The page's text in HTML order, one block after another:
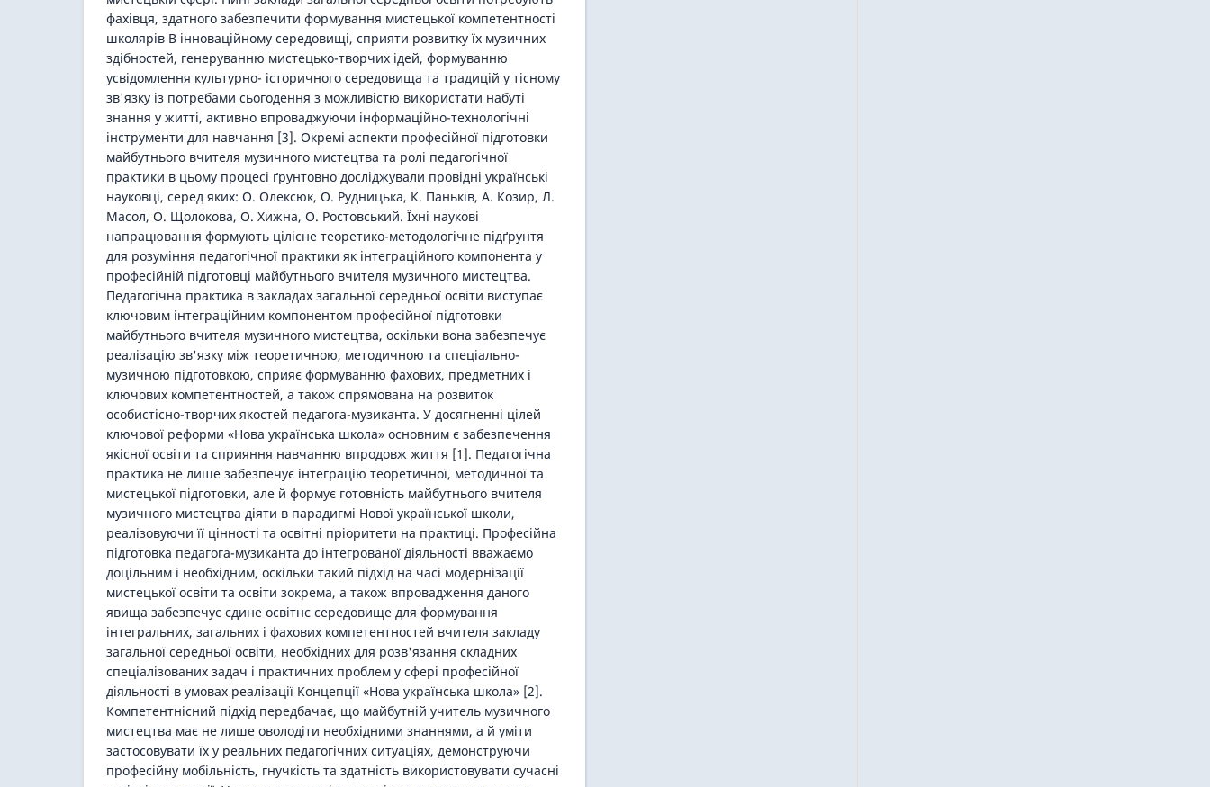
фахівця, здатного забезпечити формування мистецької компетентності
школярів B інноваційному середовищі, сприяти розвитку їх музичних
здібностей, генеруванню мистецько-творчих ідей, формуванню
усвідомлення культурно- історичного середовища та традицій у тісному
зв'язку із потребами сьогодення з можливістю використати набуті
знання у житті, активно впроваджуючи інформаційно-технологічні
інструменти для навчання [3]. Окремі аспекти професійної підготовки
майбутнього вчителя музичного мистецтва та ролі педагогічної
практики в цьому процесі ґрунтовно досліджували провідні українські
науковці, серед яких: О. Олексюк, О. Рудницька, К. Паньків, А. Козир, Л.
Масол, О. Щолокова, О. Хижна, О. Ростовський. Їхні наукові
напрацювання формують цілісне теоретико-методологічне підґрунтя
для розуміння педагогічної практики як інтеграційного компонента у
професійній підготовці майбутнього вчителя музичного мистецтва.
Педагогічна практика в закладах загальної середньої освіти виступає
ключовим інтеграційним компонентом професійної підготовки
майбутнього вчителя музичного мистецтва, оскільки вона забезпечує
реалізацію зв'язку між теоретичною, методичною та спеціально-
музичною підготовкою, сприяє формуванню фахових, предметних і
ключових компетентностей, а також спрямована на розвиток
особистісно-творчих якостей педагога-музиканта. У досягненні цілей
ключової реформи «Нова українська школа» основним є забезпечення
якісної освіти та сприяння навчанню впродовж життя [1]. Педагогічна
практика не лише забезпечує інтеграцію теоретичної, методичної та
мистецької підготовки, але й формує готовність майбутнього вчителя
музичного мистецтва діяти в парадигмі Нової української школи,
реалізовуючи її цінності та освітні пріоритети на практиці. Професійна
підготовка педагога-музиканта до інтегрованої діяльності вважаємо
доцільним і необхідним, оскільки такий підхід на часі модернізації
мистецької освіти та освіти зокрема, а також впровадження даного
явища забезпечує єдине освітнє середовище для формування
інтегральних, загальних і фахових компетентностей вчителя закладу
загальної середньої освіти, необхідних для розв'язання складних
спеціалізованих задач і практичних проблем у сфері професійної
діяльності в умовах реалізації Концепції «Нова українська школа» [2].
Компетентнісний підхід передбачає, що майбутній учитель музичного
мистецтва має не лише оволодіти необхідними знаннями, а й уміти
застосовувати їх у реальних педагогічних ситуаціях, демонструючи
професійну мобільність, гнучкість та здатність використовувати сучасні